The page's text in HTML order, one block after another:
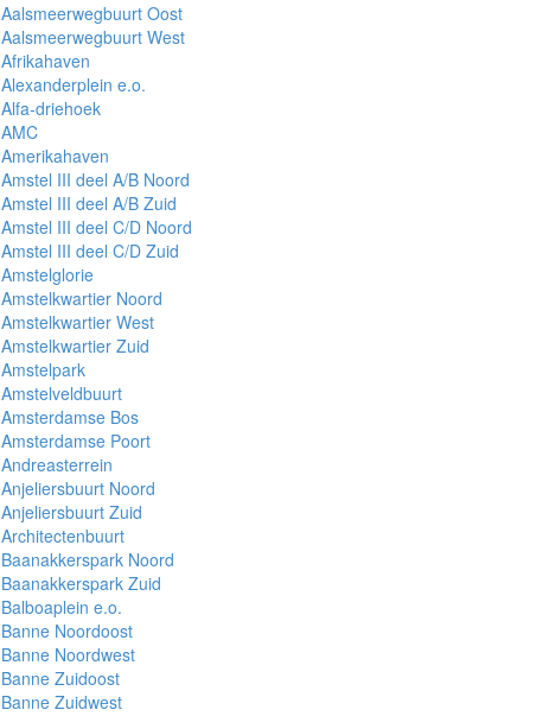
Aalsmeerwegbuurt Oost
Aalsmeerwegbuurt West
Afrikahaven
Alexanderplein e.o.
Alfa-driehoek
AMC
Amerikahaven
Amstel III deel A/B Noord
Amstel III deel A/B Zuid
Amstel III deel C/D Noord
Amstel III deel C/D Zuid
Amstelglorie
Amstelkwartier Noord
Amstelkwartier West
Amstelkwartier Zuid
Amstelpark
Amstelveldbuurt
Amsterdamse Bos
Amsterdamse Poort
Andreasterrein
Anjeliersbuurt Noord
Anjeliersbuurt Zuid
Architectenbuurt
Baanakkerspark Noord
Baanakkerspark Zuid
Balboaplein e.o.
Banne Noordoost
Banne Noordwest
Banne Zuidoost
Banne Zuidwest